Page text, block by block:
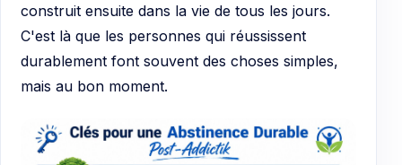
construit ensuite dans la vie de tous les jours.
C'est là que les personnes qui réussissent
durablement font souvent des choses simples,
mais au bon moment.